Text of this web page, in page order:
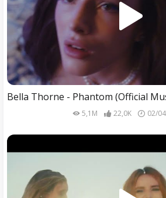
Bella Thorne - Phantom (Official
5,1M 22,0K 02/